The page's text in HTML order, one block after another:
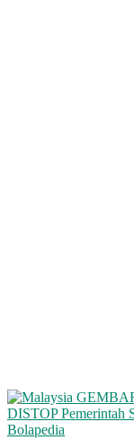
Bolapedia